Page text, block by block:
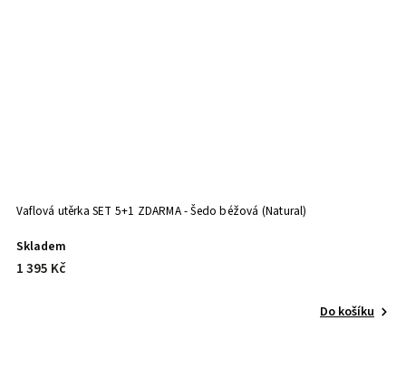
Vaflová utěrka SET 5+1 ZDARMA - Šedo béžová (Natural)
Skladem
1 395 Kč
Do košíku